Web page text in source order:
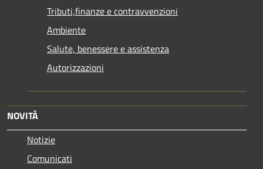
Tributi,finanze e contravvenzioni
Ambiente
Salute, benessere e assistenza
Autorizzazioni
NOVITÀ
Notizie
Comunicati